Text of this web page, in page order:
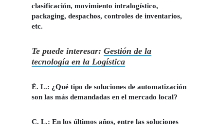
clasificación, movimiento intralogístico,
packaging, despachos, controles de inventarios,
etc.
Te puede interesar: Gestión de la
tecnología en la Logística
É. L.: ¿Qué tipo de soluciones de automatización
son las más demandadas en el mercado local?
C. L.: En los últimos años, entre las soluciones